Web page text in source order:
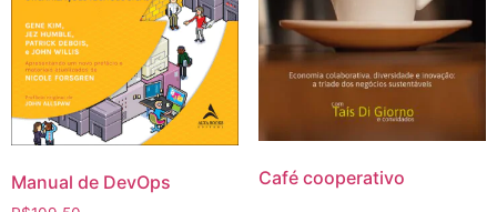
Manual de DevOps Café cooperativo